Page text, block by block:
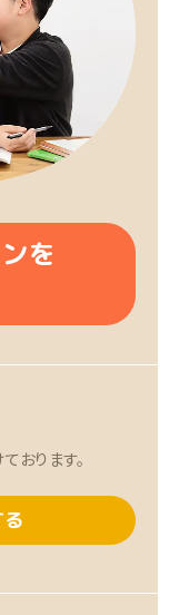
を
おります。